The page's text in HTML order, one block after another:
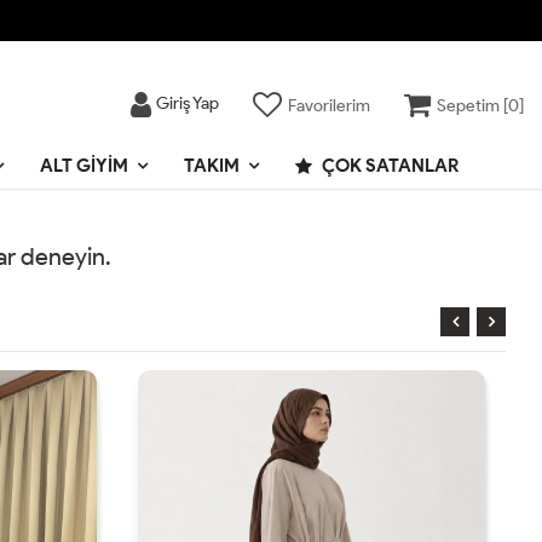
Giriş Yap Favorilerim Sepetim [0]
ALT GIYIM TAKIM ÇOK SATANLAR
deneyin.